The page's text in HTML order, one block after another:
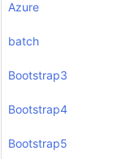
Azure
batch
Bootstrap3
Bootstrap4
Bootstrap5